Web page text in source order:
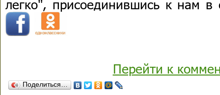
легко", присоединившись к нам
Перейти к
Поделиться…